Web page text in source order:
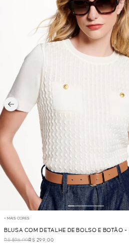
+ MAIS CORES
BLUSA COM DETALHE DE BOLSO E BOTÃO -
R$ 598,00R$ 299,00